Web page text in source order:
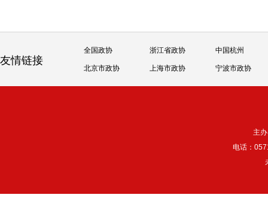
友情链接
全国政协 浙江省政协 中国杭州
北京市政协 上海市政协 宁波市政协
主
电话：